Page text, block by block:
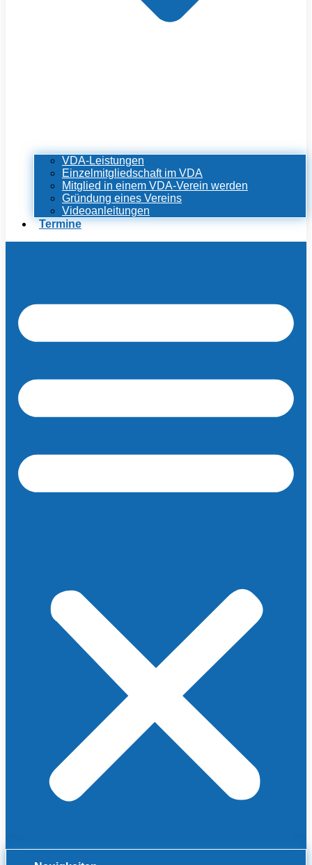
VDA-Leistungen
Einzelmitgliedschaft im VDA
Mitglied in einem VDA-Verein werden
Gründung eines Vereins
Videoanleitungen
Termine